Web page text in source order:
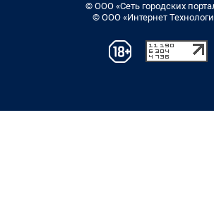
© ООО «Сеть городских
© ООО «Интернет